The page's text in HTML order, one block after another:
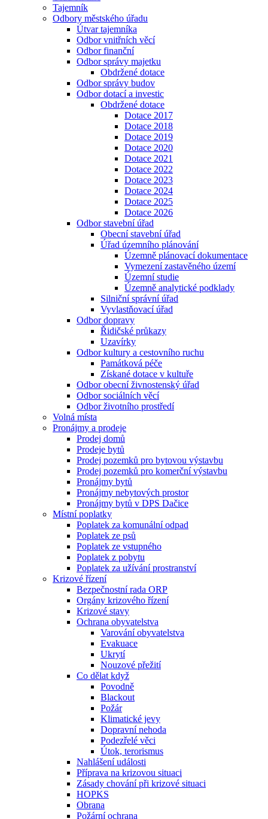
Tajemník
Odbory městského úřadu
Útvar tajemníka
Odbor vnitřních věcí
Odbor finanční
Odbor správy majetku
Obdržené dotace
Odbor správy budov
Odbor dotací a investic
Obdržené dotace
Dotace 2017
Dotace 2018
Dotace 2019
Dotace 2020
Dotace 2021
Dotace 2022
Dotace 2023
Dotace 2024
Dotace 2025
Dotace 2026
Odbor stavební úřad
Obecní stavební úřad
Úřad územního plánování
Územně plánovací dokumentace
Vymezení zastavěného území
Územní studie
Územně analytické podklady
Silniční správní úřad
Vyvlastňovací úřad
Odbor dopravy
Řidičské průkazy
Uzavírky
Odbor kultury a cestovního ruchu
Památková péče
Získané dotace v kultuře
Odbor obecní živnostenský úřad
Odbor sociálních věcí
Odbor životního prostředí
Volná místa
Pronájmy a prodeje
Prodej domů
Prodeje bytů
Prodej pozemků pro bytovou výstavbu
Prodej pozemků pro komerční výstavbu
Pronájmy bytů
Pronájmy nebytových prostor
Pronájmy bytů v DPS Dačice
Místní poplatky
Poplatek za komunální odpad
Poplatek ze psů
Poplatek ze vstupného
Poplatek z pobytu
Poplatek za užívání prostranství
Krizové řízení
Bezpečnostní rada ORP
Orgány krizového řízení
Krizové stavy
Ochrana obyvatelstva
Varování obyvatelstva
Evakuace
Ukrytí
Nouzové přežití
Co dělat když
Povodně
Blackout
Požár
Klimatické jevy
Dopravní nehoda
Podezřelé věci
Útok, terorismus
Nahlášení události
Příprava na krizovou situaci
Zásady chování při krizové situaci
HOPKS
Obrana
Požární ochrana